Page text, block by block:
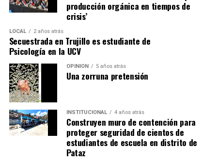
personal auténtica.
sociales.
A través de actividades de capacitación e incidencia
técnica, Concrevía busca contribuir al fortalecimiento
de la infraestructura urbana en ciudades como Piura,
Chiclayo, Trujillo, Chimbote y Cajamarca, impulsando
una planificación de largo plazo que priorice la calidad,
la sostenibilidad y la eficiencia de las inversiones
públicas, con el objetivo de generar mayor bienestar y
promover el desarrollo de las comunidades.
producción orgánica en tiempos de
crisis’
LOCAL 2 años atrás
Secuestrada en Trujillo es estudiante de
Psicología en la UCV
OPINIÓN 5 años atrás
Una zorruna pretensión
INSTITUCIONAL 4 años atrás
Construyen muro de contención para
proteger seguridad de cientos de
estudiantes de escuela en distrito de
Pataz